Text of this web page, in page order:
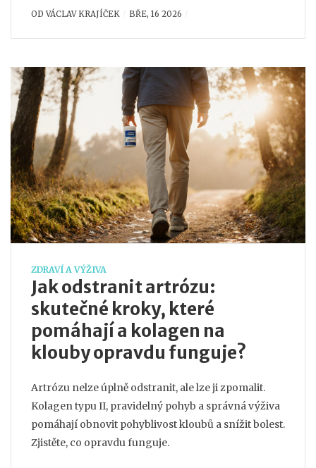
ODVÁCLAV KRAJÍČEK BŘE, 16 2026
ZDRAVÍ A VÝŽIVA
Jak odstranit artrózu:
skutečné kroky, které
pomáhají a kolagen na
klouby opravdu funguje?
Artrózu nelze úplně odstranit, ale lze ji zpomalit.
Kolagen typu II, pravidelný pohyb a správná výživa
pomáhají obnovit pohyblivost kloubů a snížit bolest.
Zjistěte, co opravdu funguje.